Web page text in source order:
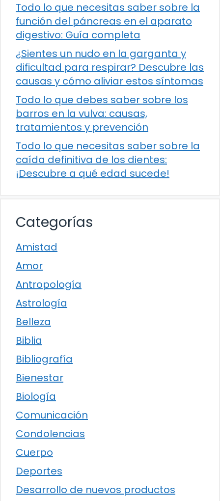
Todo lo que necesitas saber sobre la
función del páncreas en el aparato
digestivo: Guía completa
¿Sientes un nudo en la garganta y
dificultad para respirar? Descubre las
causas y cómo aliviar estos síntomas
Todo lo que debes saber sobre los
barros en la vulva: causas,
tratamientos y prevención
Todo lo que necesitas saber sobre la
caída definitiva de los dientes:
¡Descubre a qué edad sucede!
Categorías
Amistad
Amor
Antropología
Astrología
Belleza
Biblia
Bibliografía
Bienestar
Biología
Comunicación
Condolencias
Cuerpo
Deportes
Desarrollo de nuevos productos